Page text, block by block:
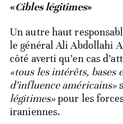
«Cibles légitimes»
Un autre haut
le général Ali Abdollahi
côté averti qu’en cas
«tous les intérêts, bases
d’influence américains»
légitimes»pour les
iraniennes.